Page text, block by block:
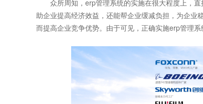
众所周知，erp管理系统的实施在很大程度上，直
助企业提高经济效益，还能帮企业缓减负担，为企业
而提高企业竞争优势。由于可见，正确实施erp管理